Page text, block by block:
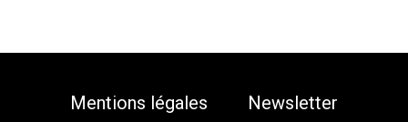
Mentions légales
Newsletter